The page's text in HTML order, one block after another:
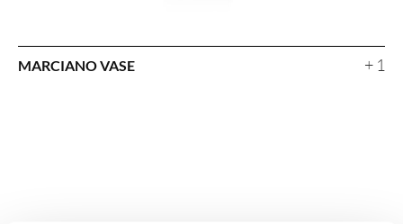
MARCIANO VASE + 1